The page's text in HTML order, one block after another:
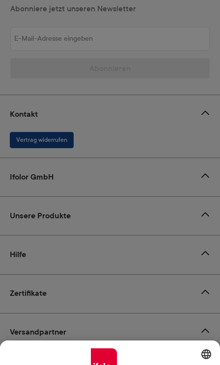
Abonniere jetzt unseren Newsletter
Zertifikate
Kontakt
Vertrag widerrufen
Ifolor GmbH
Unsere Produkte
Hilfe
Versandpartner